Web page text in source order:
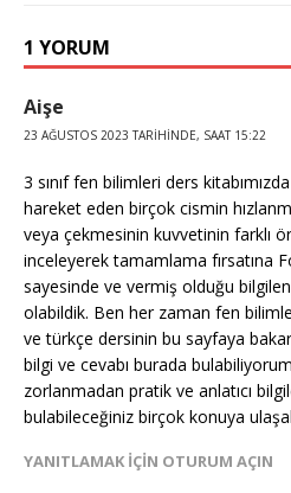
1 YORUM
Aişe
23 AĞUSTOS 2023 TARIHINDE, SAAT 15:22
3 sınıf fen bilimleri ders
hareket eden birçok cismin
veya çekmesinin kuvvetinin farklı
inceleyerek tamamlama fırsatına
sayesinde ve vermiş olduğu
olabildik. Ben her zaman fen
ve türkçe dersinin bu sayfaya
bilgi ve cevabı burada
zorlanmadan pratik ve anlatıcı
bulabileceğiniz birçok konuya
YANITLAMAK IÇIN OTURUM AÇIN